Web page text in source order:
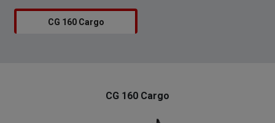
CG 160 Cargo
CG 160 Cargo